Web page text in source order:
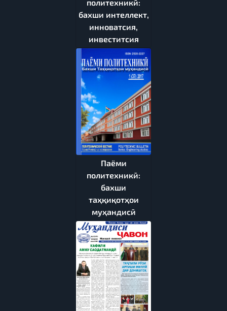
политехникӣ:
бахши интеллект,
инноватсия,
инвеститсия
Паёми
политехникӣ:
бахши
таҳқиқотҳои
муҳандисӣ